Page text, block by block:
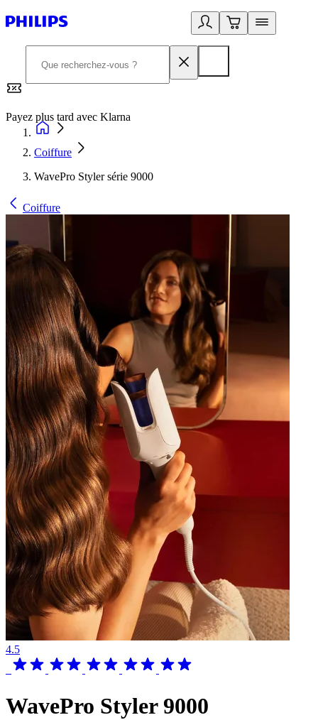
Payez plus tard avec Klarna
Coiffure
WavePro Styler série 9000
Coiffure
4.5
WavePro Styler 9000